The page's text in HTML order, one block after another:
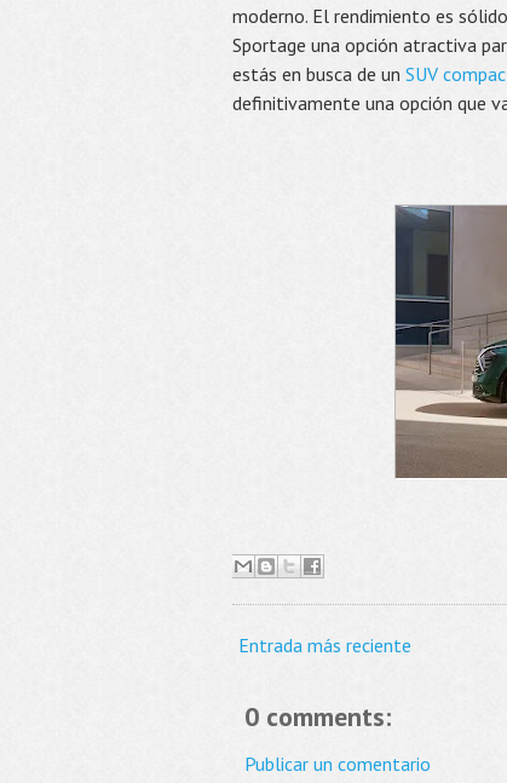
moderno. El rendimiento es
Sportage una opción atractiva
estás en busca de un SUV
definitivamente una opción que
Entrada más reciente
0 comments:
Publicar un comentario